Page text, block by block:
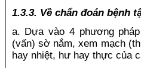
1.3.3. Về chẩn đoán bệnh
a. Dựa vào 4 phương
(vấn) sờ nắm, xem mạch
hay nhiệt, hư hay thực của